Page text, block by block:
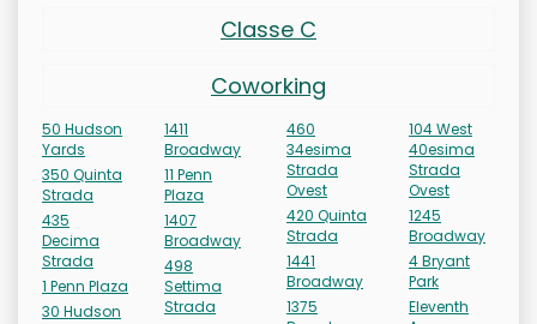
Classe C
Coworking
50 Hudson
Yards
350 Quinta
Strada
435
Decima
Strada
1 Penn Plaza
30 Hudson
1411
Broadway
11 Penn
Plaza
1407
Broadway
498
Settima
Strada
460
34esima
Strada
Ovest
420 Quinta
Strada
1441
Broadway
1375
104 West
40esima
Strada
Ovest
1245
Broadway
4 Bryant
Park
Eleventh